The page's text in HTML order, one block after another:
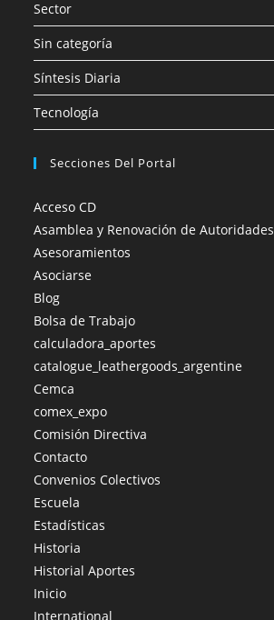
Sector
Sin categoría
Síntesis Diaria
Tecnología
Secciones Del Portal
Acceso CD
Asamblea y Renovación de Autoridades
Asesoramientos
Asociarse
Blog
Bolsa de Trabajo
calculadora_aportes
catalogue_leathergoods_argentine
Cemca
comex_expo
Comisión Directiva
Contacto
Convenios Colectivos
Escuela
Estadísticas
Historia
Historial Aportes
Inicio
International